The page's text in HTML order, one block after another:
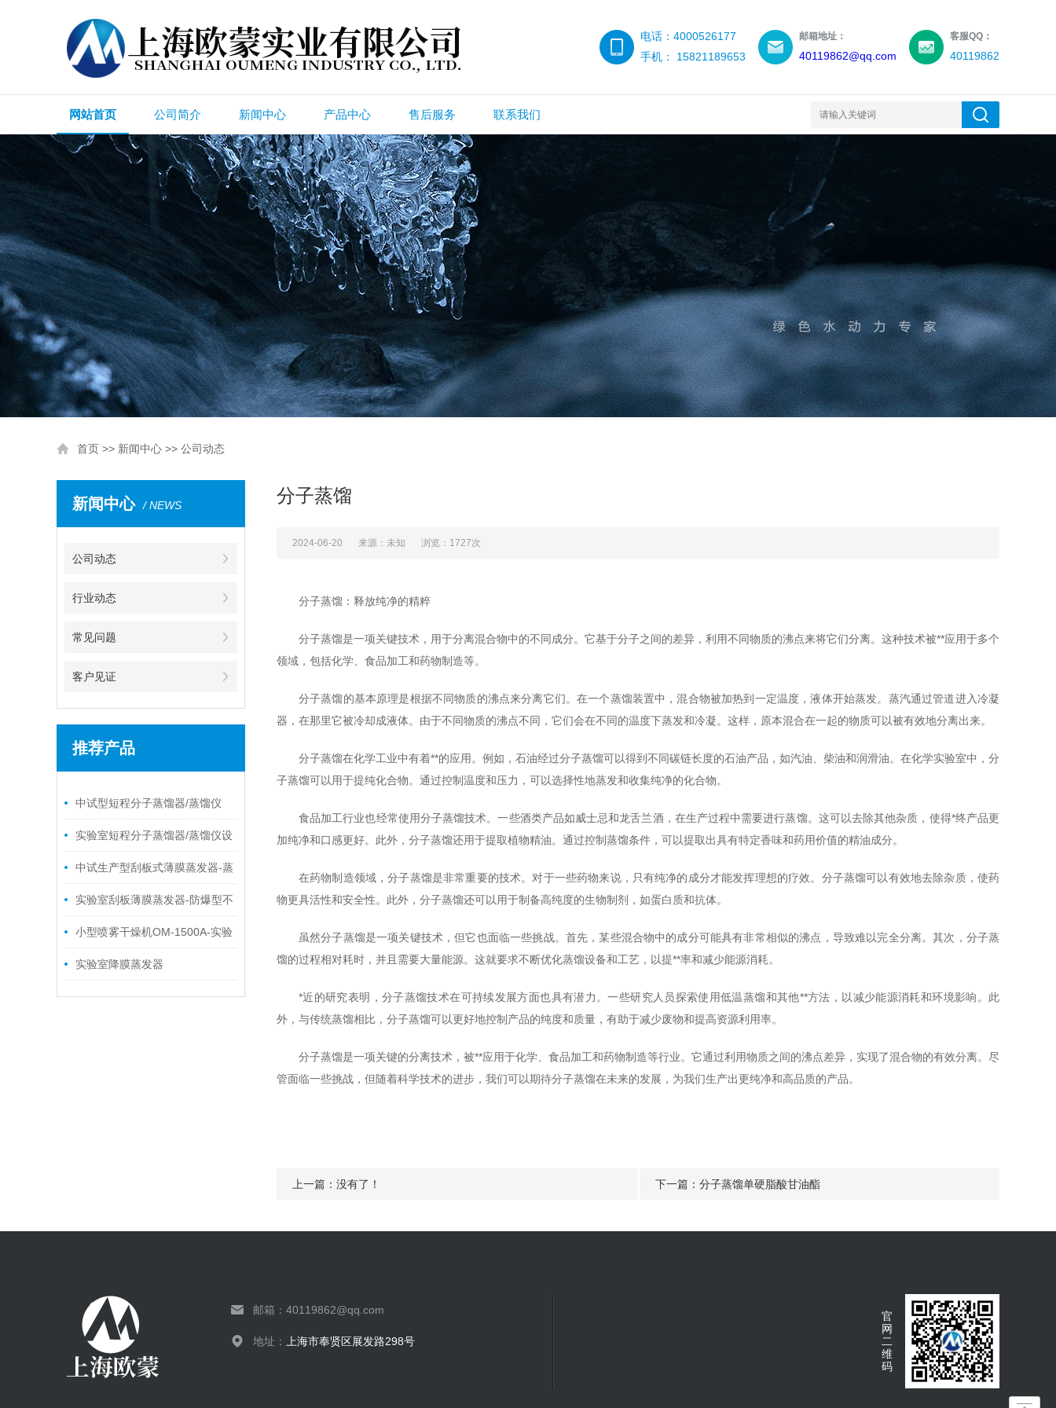
客服QQ：
40119862
邮箱地址：
40119862@qq.com
电话：4000526177
手机： 15821189653
网站首页 公司简介 新闻中心 产品中心 售后服务 联系我们
首页 >> 新闻中心 >> 公司动态
新闻中心 / NEWS
公司动态
行业动态
常见问题
客户见证
推荐产品
中试型短程分子蒸馏器/蒸馏仪
实验室短程分子蒸馏器/蒸馏仪设
备 中试生产型刮板式薄膜蒸发器-蒸
馏薄膜蒸发器设备
实验室刮板薄膜蒸发器-防爆型不
锈钢薄膜蒸发器
小型喷雾干燥机OM-1500A-实验
室专用
实验室降膜蒸发器
分子蒸馏
2024-06-20 来源：未知 浏览：1727次
分子蒸馏：释放纯净的精粹
分子蒸馏是一项关键技术，用于分离混合物中的不同成分。它基于分子之间的差异，利用不同物质的沸点来将它们分离。这种技术被**应用于多个
领域，包括化学、食品加工和药物制造等。
分子蒸馏的基本原理是根据不同物质的沸点来分离它们。在一个蒸馏装置中，混合物被加热到一定温度，液体开始蒸发。蒸汽通过管道进入冷凝
器，在那里它被冷却成液体。由于不同物质的沸点不同，它们会在不同的温度下蒸发和冷凝。这样，原本混合在一起的物质可以被有效地分离出来。
分子蒸馏在化学工业中有着**的应用。例如，石油经过分子蒸馏可以得到不同碳链长度的石油产品，如汽油、柴油和润滑油。在化学实验室中，分
子蒸馏可以用于提纯化合物。通过控制温度和压力，可以选择性地蒸发和收集纯净的化合物。
食品加工行业也经常使用分子蒸馏技术。一些酒类产品如威士忌和龙舌兰酒，在生产过程中需要进行蒸馏。这可以去除其他杂质，使得*终产品更
加纯净和口感更好。此外，分子蒸馏还用于提取植物精油。通过控制蒸馏条件，可以提取出具有特定香味和药用价值的精油成分。
在药物制造领域，分子蒸馏是非常重要的技术。对于一些药物来说，只有纯净的成分才能发挥理想的疗效。分子蒸馏可以有效地去除杂质，使药
物更具活性和安全性。此外，分子蒸馏还可以用于制备高纯度的生物制剂，如蛋白质和抗体。
虽然分子蒸馏是一项关键技术，但它也面临一些挑战。首先，某些混合物中的成分可能具有非常相似的沸点，导致难以完全分离。其次，分子蒸
馏的过程相对耗时，并且需要大量能源。这就要求不断优化蒸馏设备和工艺，以提**率和减少能源消耗。
*近的研究表明，分子蒸馏技术在可持续发展方面也具有潜力。一些研究人员探索使用低温蒸馏和其他**方法，以减少能源消耗和环境影响。此
外，与传统蒸馏相比，分子蒸馏可以更好地控制产品的纯度和质量，有助于减少废物和提高资源利用率。
分子蒸馏是一项关键的分离技术，被**应用于化学、食品加工和药物制造等行业。它通过利用物质之间的沸点差异，实现了混合物的有效分离。尽
管面临一些挑战，但随着科学技术的进步，我们可以期待分子蒸馏在未来的发展，为我们生产出更纯净和高品质的产品。
上一篇：没有了！ 下一篇：分子蒸馏单硬脂酸甘油酯
邮箱： 40119862@qq.com
地址： 上海市奉贤区展发路298号
官
网
二
维
码